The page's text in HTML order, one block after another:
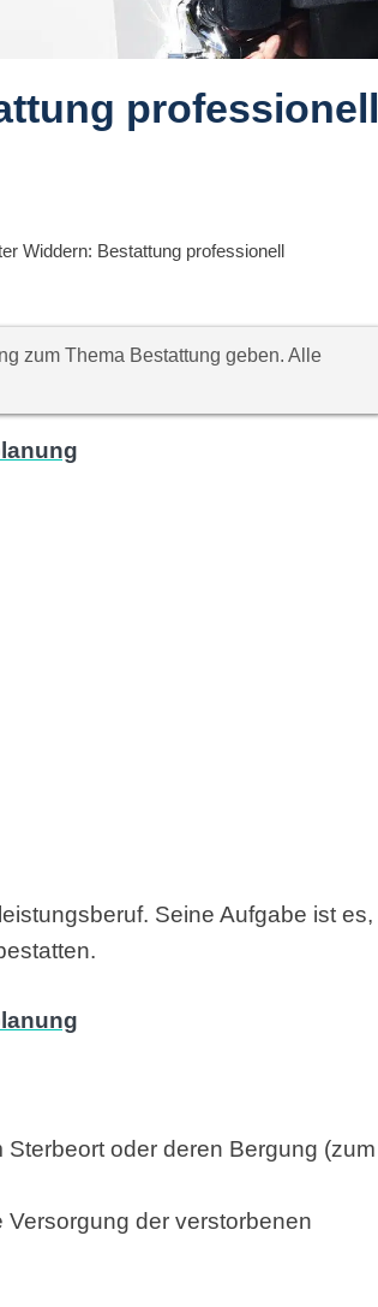
professionell
Widdern: Bestattung professionell
zum Thema Bestattung geben. Alle
Seine Aufgabe ist es,
oder deren Bergung (zum
der verstorbenen